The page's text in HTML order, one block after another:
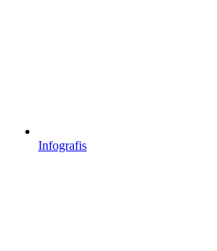
Infografis